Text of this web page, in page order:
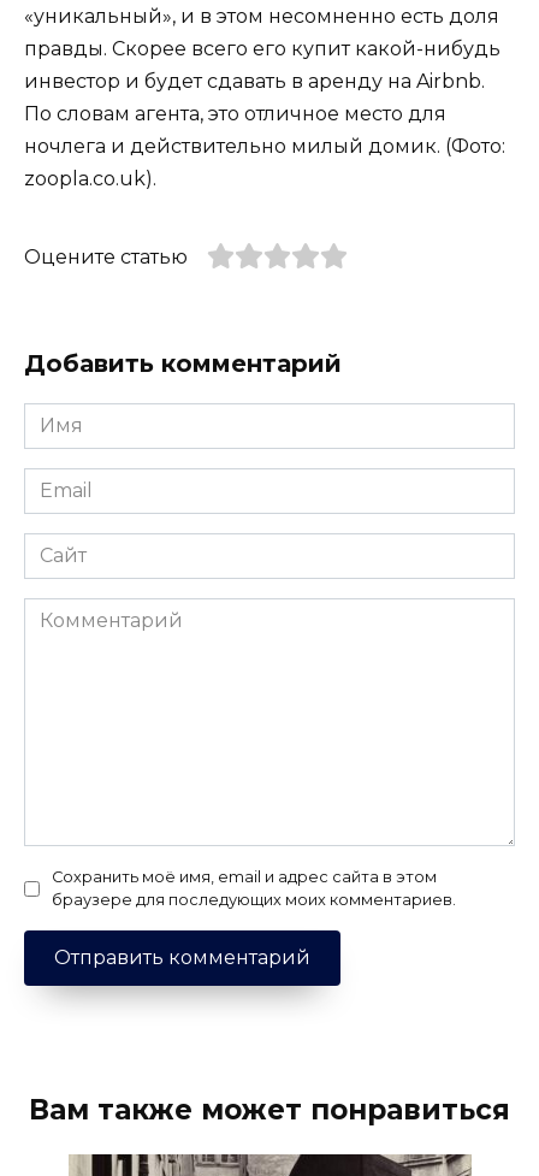
«уникальный», и в этом несомненно есть доля
правды. Скорее всего его купит какой-нибудь
инвестор и будет сдавать в аренду на Airbnb.
По словам агента, это отличное место для
ночлега и действительно милый домик. (Фото:
zoopla.co.uk).
Оцените статью
Добавить комментарий
Имя
*
Email
*
Сайт
Комментарий
Сохранить моё имя, email и адрес сайта в этом
браузере для последующих моих комментариев.
Вам также может понравиться